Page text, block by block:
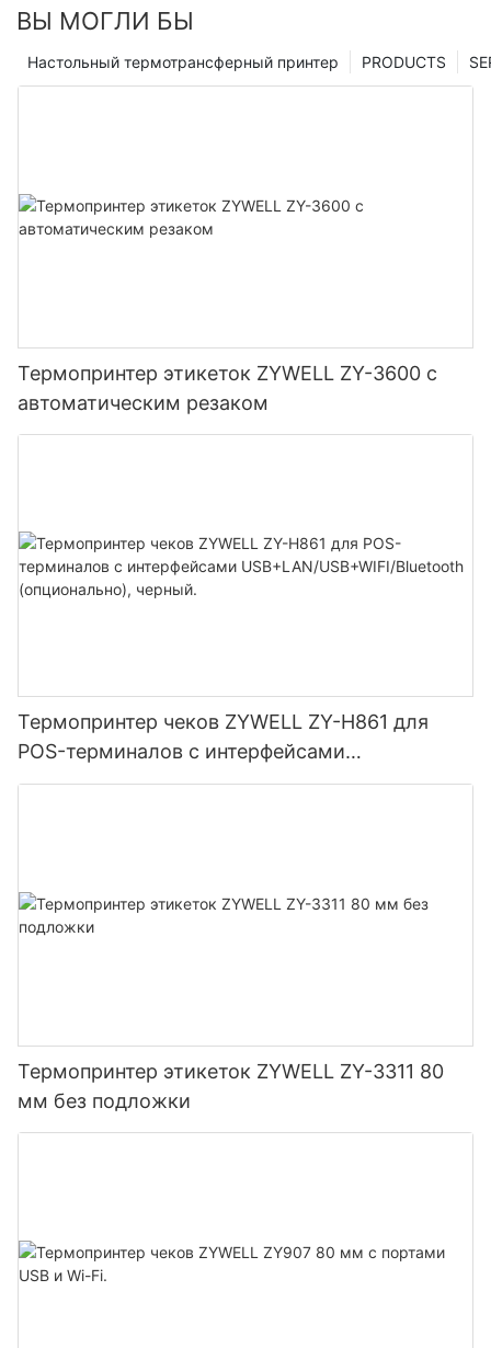
ВЫ МОГЛИ БЫ
PRODUCTS
Настольный термотрансферный принтер
Термопринтер этикеток ZYWELL ZY-3600 с
автоматическим резаком
Термопринтер чеков ZYWELL ZY-H861 для
POS-терминалов с интерфейсами
USB+LAN/USB+WIFI/Bluetooth (опционально),
Термопринтер этикеток ZYWELL ZY-3311 80
мм без подложки